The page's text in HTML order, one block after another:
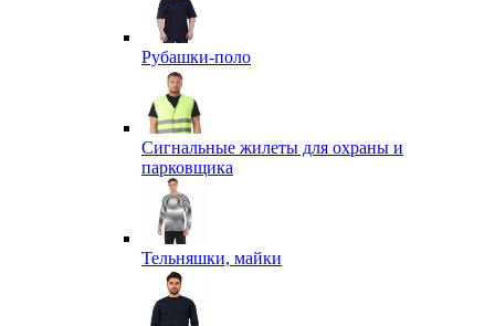
Рубашки-поло
Сигнальные жилеты для охраны и
парковщика
Тельняшки, майки